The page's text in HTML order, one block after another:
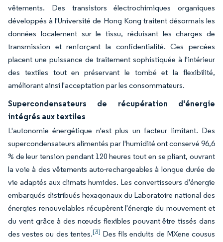
vêtements. Des transistors électrochimiques organiques
développés à l'Université de Hong Kong traitent désormais les
données localement sur le tissu, réduisant les charges de
transmission et renforçant la confidentialité. Ces percées
placent une puissance de traitement sophistiquée à l'intérieur
des textiles tout en préservant le tombé et la flexibilité,
améliorant ainsi l'acceptation par les consommateurs.
Supercondensateurs de récupération d'énergie
intégrés aux textiles
L'autonomie énergétique n'est plus un facteur limitant. Des
supercondensateurs alimentés par l'humidité ont conservé 96,6
% de leur tension pendant 120 heures tout en se pliant, ouvrant
la voie à des vêtements auto-rechargeables à longue durée de
vie adaptés aux climats humides. Les convertisseurs d'énergie
embarqués distribués hexagonaux du Laboratoire national des
énergies renouvelables récupèrent l'énergie du mouvement et
du vent grâce à des nœuds flexibles pouvant être tissés dans
des vestes ou des tentes.[3] Des fils enduits de MXene cousus